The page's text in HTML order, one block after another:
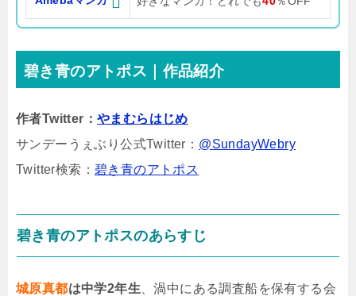
碧き青のアトポス｜作品紹介
作者Twitter：やまむらはじめ
サンデーうぇぶり公式Twitter： @SundayWebry
Twitter検索： 碧き青のアトポス
碧き青のアトポスのあらすじ
城原真都は中学2年生 、渦中にある調査船を保有する会